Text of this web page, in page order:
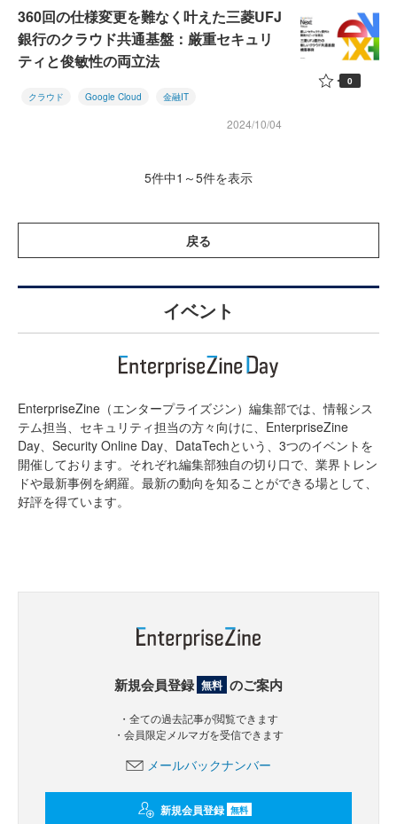
360回の仕様変更を難なく叶えた三菱UFJ
銀行のクラウド共通基盤：厳重セキュリ
ティと俊敏性の両立法
クラウド Google Cloud 金融IT
2024/10/04
0
5件中1～5件を表示
戻る
イベント
EnterpriseZine（エンタープライズジン）編集部では、情報シス
テム担当、セキュリティ担当の方々向けに、EnterpriseZine
Day、Security Online Day、DataTechという、3つのイベントを
開催しております。それぞれ編集部独自の切り口で、業界トレン
ドや最新事例を網羅。最新の動向を知ることができる場として、
好評を得ています。
新規会員登録 無料 のご案内
・全ての過去記事が閲覧できます
・会員限定メルマガを受信できます
メールバックナンバー
新規会員登録 無料